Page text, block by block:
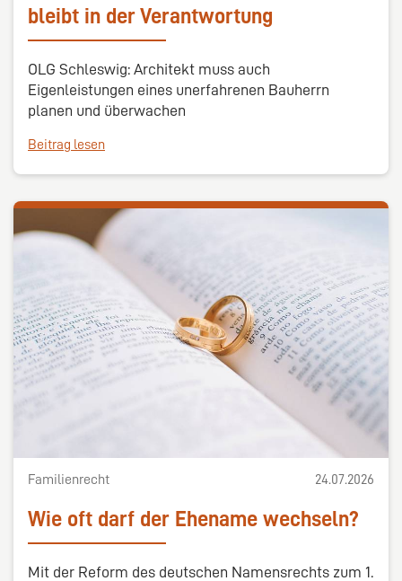
bleibt in der Verantwortung
OLG Schleswig: Architekt muss auch
Eigenleistungen eines unerfahrenen Bauherrn
planen und überwachen
Beitrag lesen
Familienrecht 24.07.2026
Wie oft darf der Ehename wechseln?
Mit der Reform des deutschen Namensrechts zum 1.